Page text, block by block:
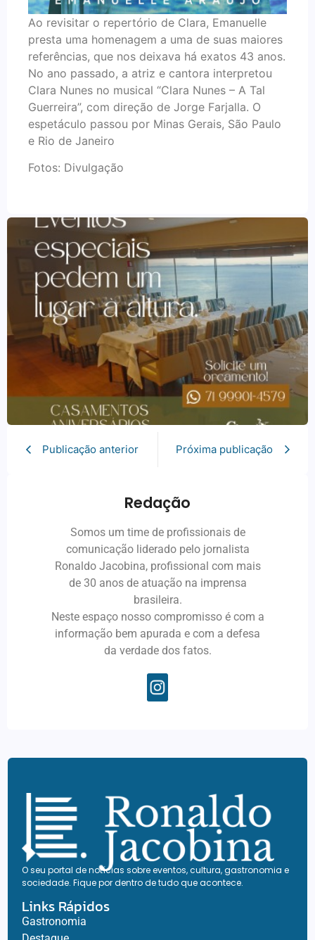
Ao revisitar o repertório de Clara, Emanuelle
presta uma homenagem a uma de suas maiores
referências, que nos deixava há exatos 43 anos.
No ano passado, a atriz e cantora interpretou
Clara Nunes no musical “Clara Nunes – A Tal
Guerreira”, com direção de Jorge Farjalla. O
espetáculo passou por Minas Gerais, São Paulo
e Rio de Janeiro
Fotos: Divulgação
Publicação anterior Próxima publicação
Redação
Somos um time de profissionais de
comunicação liderado pelo jornalista
Ronaldo Jacobina, profissional com mais
de 30 anos de atuação na imprensa
brasileira.
Neste espaço nosso compromisso é com a
informação bem apurada e com a defesa
da verdade dos fatos.
O seu portal de notícias sobre eventos, cultura, gastronomia e
sociedade. Fique por dentro de tudo que acontece.
Links Rápidos
Gastronomia